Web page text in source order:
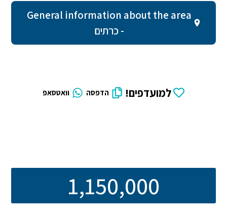
General information about the area
- כרתים
למועדפים! הדפסה וואטסאפ
1,150,000